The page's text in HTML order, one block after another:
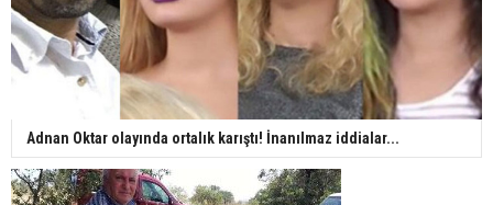
Adnan Oktar olayında ortalık karıştı! İnanılmaz iddialar...